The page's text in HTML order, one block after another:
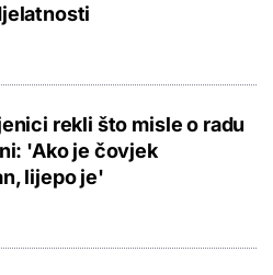
rekli što misle o radu
'Ako je čovjek
lijepo je'